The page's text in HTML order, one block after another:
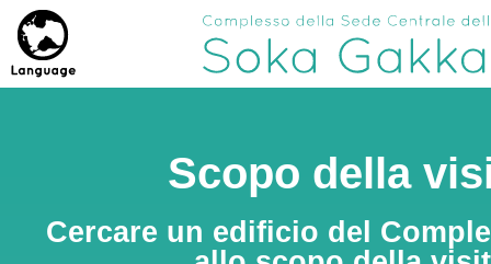
Scopo della
Cercare un edificio del